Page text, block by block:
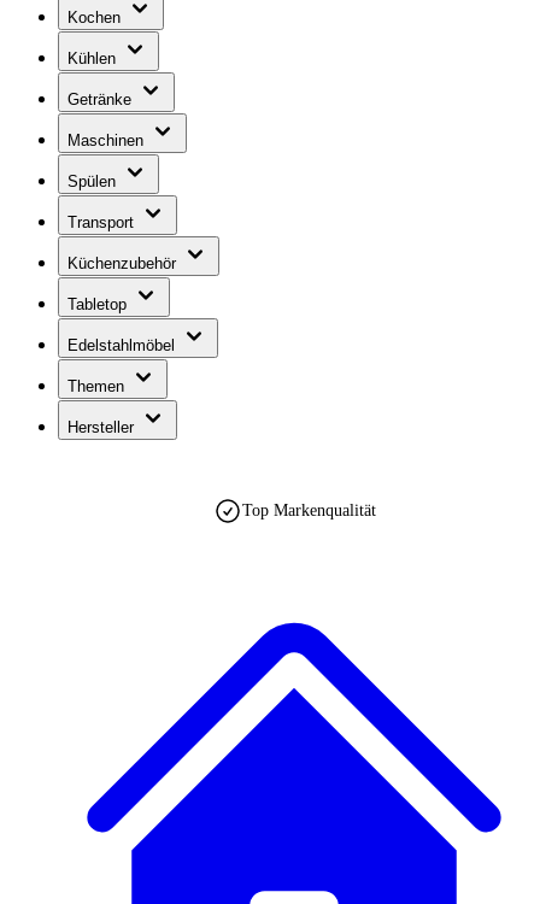
Kochen
Kühlen
Getränke
Maschinen
Spülen
Transport
Küchenzubehör
Tabletop
Edelstahlmöbel
Themen
Hersteller
Top Markenqualität